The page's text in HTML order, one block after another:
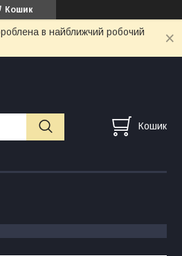
Кошик
в найближчий робочий
Кошик